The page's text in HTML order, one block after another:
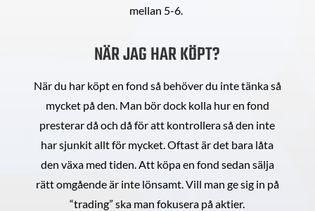
mellan 5-6.
NÄR JAG HAR KÖPT?
När du har köpt en fond så behöver du inte tänka så
mycket på den. Man bör dock kolla hur en fond
presterar då och då för att kontrollera så den inte
har sjunkit allt för mycket. Oftast är det bara låta
den växa med tiden. Att köpa en fond sedan sälja
rätt omgående är inte lönsamt. Vill man ge sig in på
“trading” ska man fokusera på aktier.